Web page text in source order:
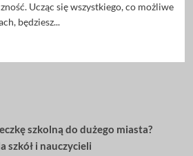
Ucząc się wszystkiego, co możliwe
będziesz...
szkolną do dużego miasta?
szkół i nauczycieli